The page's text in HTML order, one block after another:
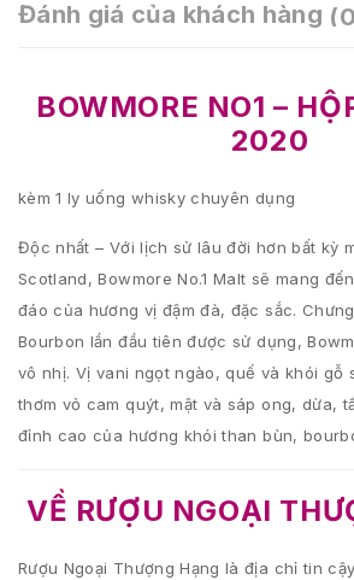
Đánh giá của khách hàng
BOWMORE NO1 –
2020
kèm 1 ly uống whisky chuyên dụng
Độc nhất – Với lịch sử lâu đời hơn bất kỳ
Scotland, Bowmore No.1 Malt sẽ mang
đáo của hương vị đậm đà, đặc sắc.
Bourbon lần đầu tiên được sử dụng,
vô nhị. Vị vani ngọt ngào, quế và khói gỗ
thơm vỏ cam quýt, mật và sáp ong, dừa,
đỉnh cao của hương khói than bùn,
VỀ RƯỢU NGOẠI
Rượu Ngoại Thượng Hạng là địa chỉ tin